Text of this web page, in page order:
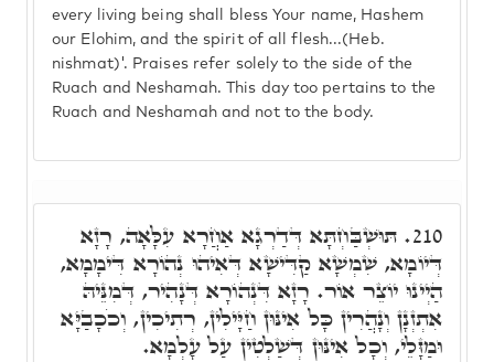
every living being shall bless Your name, Hashem
our Elohim, and the spirit of all flesh...(Heb.
nishmat)'. Praises refer solely to the side of the
Ruach and Neshamah. This day too pertains to the
Ruach and Neshamah and not to the body.
210. תּוּשְׁבַּחְתָּא דְּדַרְגָא אַחֲרָא עִלָּאָה, רָזָא
דְּיוֹמָא, שִׁמְשָׁא קַדִּישָׁא דְּאִיהוּ נְהוֹרָא דִּימָמָא,
הַיְינוּ יוֹצֵר אוֹר. רָזָא דִּנְהוֹרָא דְּנָהִיר, דְּמִנֵּיהּ
אִתְזְנָן וְנָהֲרִין כָּל אִינּוּן חַיָּילִין, רְתִיכִין, וְכֹכָבַיָּא
וּמַזָּלֵי, וְכָל אִינּוּן דְּשַׁלְטִין עַל עָלְמָא.